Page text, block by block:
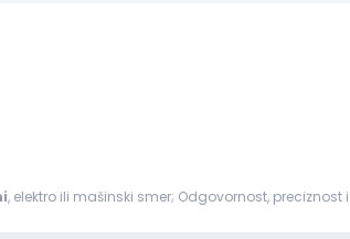
, elektro ili mašinski smer; Odgovornost, preciznost i spremnost za timski